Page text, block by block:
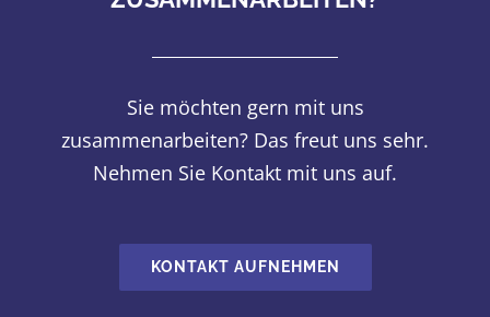
Sie möchten gern mit uns
zusammenarbeiten? Das freut uns sehr.
Nehmen Sie Kontakt mit uns auf.
KONTAKT AUFNEHMEN